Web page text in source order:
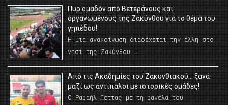
Πυρ ομαδόν από Βετεράνους και
οργανωμένους της Ζακύνθου για το θέμα του
γηπέδου!
Η μια ανακοίνωση διαδέχεται την άλλη στο
νησί της Ζακύνθου …
Από τις Ακαδημίες του Ζακυνθιακού… ξανά
μαζί ως αντίπαλοι με ιστορικές ομάδες!
Ο Ραφαήλ Πέττας με τη φανέλα του